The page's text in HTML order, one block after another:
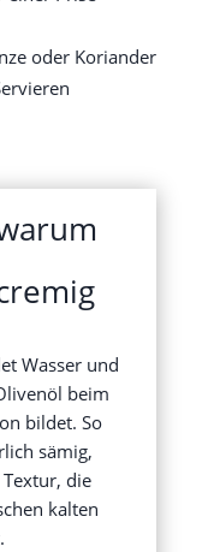
oder Koriander
Wasser und
beim
bildet. So
sämig,
die
kalten